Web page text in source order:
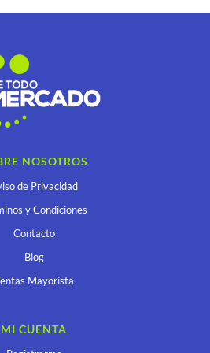
NOSOTROS
de Privacidad
y Condiciones
Contacto
Blog
Mayorista
MI CUENTA